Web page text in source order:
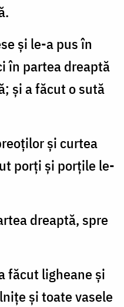
şi le-a pus în
în partea dreaptă
şi a făcut o sută
şi curtea
porţi şi porţile le-
dreaptă, spre
făcut ligheane şi
şi toate vasele